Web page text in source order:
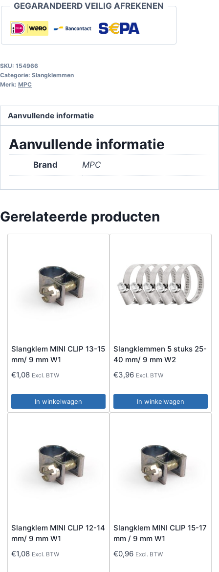
mm/
mm
aantal
GEGARANDEERD VEILIG AFREKENEN
SKU: 154966
Categorie: Slangklemmen
Merk: MPC
Aanvullende informatie
Aanvullende informatie
Brand MPC
Gerelateerde producten
Slangklem MINI CLIP 13-15
mm/ 9 mm W1
€1,08 Excl. BTW
In winkelwagen
Slangklemmen 5 stuks 25-
40 mm/ 9 mm W2
€3,96 Excl. BTW
In winkelwagen
Slangklem MINI CLIP 12-14
mm/ 9 mm W1
€1,08 Excl. BTW
Slangklem MINI CLIP 15-17
mm / 9 mm W1
€0,96 Excl. BTW